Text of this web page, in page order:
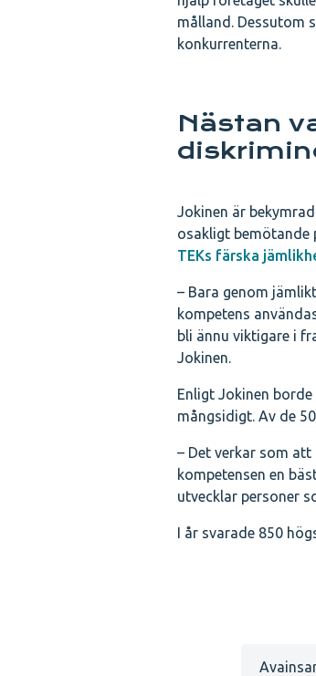
målland. Dessutom
konkurrenterna.
Nästan
Jokinen är
osakligt bemötande
TEKs färska
– Bara genom
kompetens
bli ännu viktigare i
Jokinen.
Enligt Jokinen
mångsidigt. Av de
– Det verkar som
kompetensen en
utvecklar personer
I år svarade 850